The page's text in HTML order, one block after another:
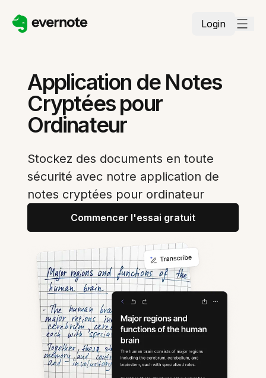
Login
Application de Notes
Cryptées pour
Ordinateur
Stockez des documents en toute
sécurité avec notre application de
notes cryptées pour ordinateur
Commencer l'essai gratuit